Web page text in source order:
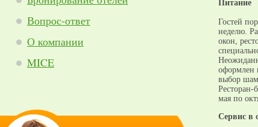
Вопрос-ответ
О компании
MICE
Питание
Гостей
неделю.
окон,
оформлен
выбор
Ресторан-
мая по
Cервис в